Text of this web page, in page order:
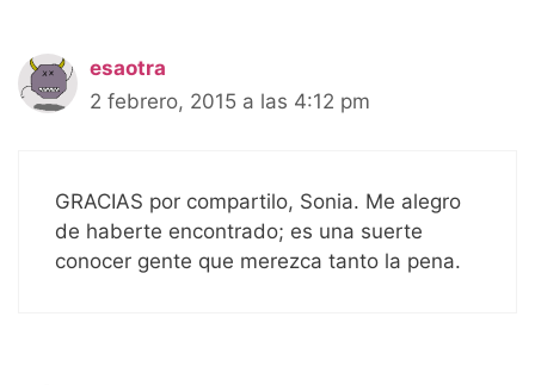
esaotra
2 febrero, 2015 a las 4:12 pm
GRACIAS por compartilo, Sonia. Me alegro
de haberte encontrado; es una suerte
conocer gente que merezca tanto la pena.